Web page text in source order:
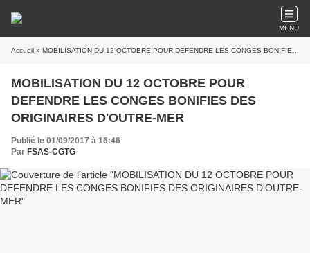
MENU
Accueil » MOBILISATION DU 12 OCTOBRE POUR DEFENDRE LES CONGES BONIFIES DES ORIGINAIRES D'OUTRE-MER
MOBILISATION DU 12 OCTOBRE POUR
DEFENDRE LES CONGES BONIFIES DES
ORIGINAIRES D'OUTRE-MER
Publié le 01/09/2017 à 16:46
Par FSAS-CGTG